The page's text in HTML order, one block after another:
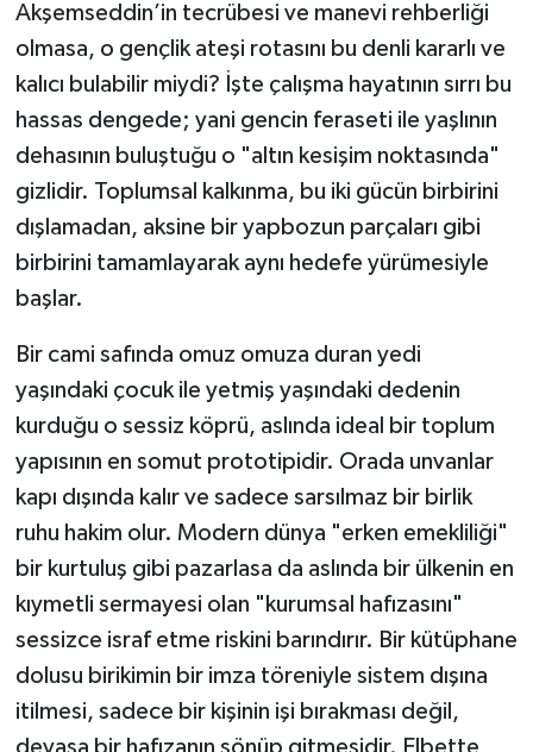
Akşemseddin’in tecrübesi ve manevi rehberliği
olmasa, o gençlik ateşi rotasını bu denli kararlı ve
kalıcı bulabilir miydi? İşte çalışma hayatının sırrı bu
hassas dengede; yani gencin feraseti ile yaşlının
dehasının buluştuğu o "altın kesişim noktasında"
gizlidir. Toplumsal kalkınma, bu iki gücün birbirini
dışlamadan, aksine bir yapbozun parçaları gibi
birbirini tamamlayarak aynı hedefe yürümesiyle
başlar.
Bir cami safında omuz omuza duran yedi
yaşındaki çocuk ile yetmiş yaşındaki dedenin
kurduğu o sessiz köprü, aslında ideal bir toplum
yapısının en somut prototipidir. Orada unvanlar
kapı dışında kalır ve sadece sarsılmaz bir birlik
ruhu hakim olur. Modern dünya "erken emekliliği"
bir kurtuluş gibi pazarlasa da aslında bir ülkenin en
kıymetli sermayesi olan "kurumsal hafızasını"
sessizce israf etme riskini barındırır. Bir kütüphane
dolusu birikimin bir imza töreniyle sistem dışına
itilmesi, sadece bir kişinin işi bırakması değil,